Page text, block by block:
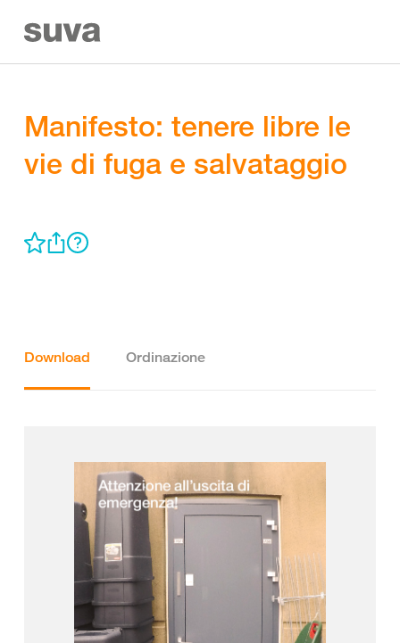
Manifesto: tenere libre le
vie di fuga e salvataggio
Download Ordinazione